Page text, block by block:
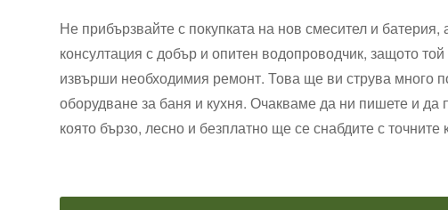
Не прибързвайте с покупката на нов смесител и
консултация с добър и опитен водопроводчик, защото
извърши необходимия ремонт. Това ще ви струва много
оборудване за баня и кухня. Очакваме да ни пишете и
която бързо, лесно и безплатно ще се снабдите с точните